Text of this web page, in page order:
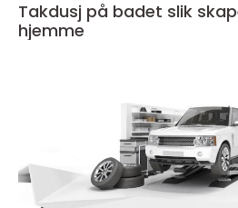
Takdusj på badet slik skaper du spafølelse
hjemme